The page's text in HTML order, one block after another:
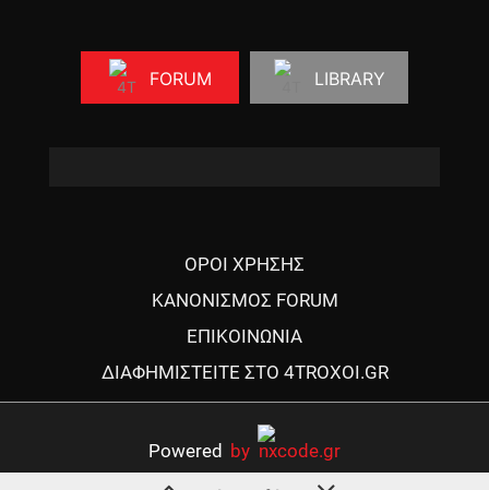
FORUM LIBRARY
ΟΡΟΙ ΧΡΗΣΗΣ
ΚΑΝΟΝΙΣΜΟΣ FORUM
ΕΠΙΚΟΙΝΩΝΙΑ
ΔΙΑΦΗΜΙΣΤΕΙΤΕ ΣΤΟ 4TROXOI.GR
Powered by